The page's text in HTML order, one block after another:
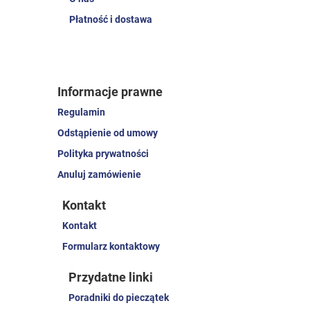
Płatność i dostawa
Informacje prawne
Regulamin
Odstąpienie od umowy
Polityka prywatności
Anuluj zamówienie
Kontakt
Kontakt
Formularz kontaktowy
Przydatne linki
Poradniki do pieczątek